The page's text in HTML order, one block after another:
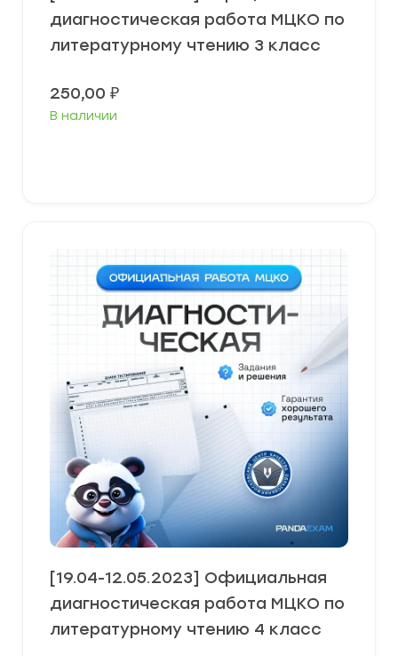
диагностическая работа МЦКО по
литературному чтению 3 класс
250,00 ₽
В наличии
[19.04-12.05.2023] Официальная
диагностическая работа МЦКО по
литературному чтению 4 класс